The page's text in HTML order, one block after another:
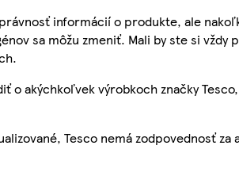
informácií o produkte, ale
sa môžu zmeniť. Mali by ste si
o akýchkoľvek výrobkoch značky
Tesco nemá zodpovednosť